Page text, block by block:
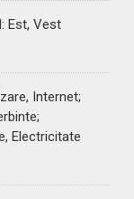
: Est, Vest
Internet;
Electricitate